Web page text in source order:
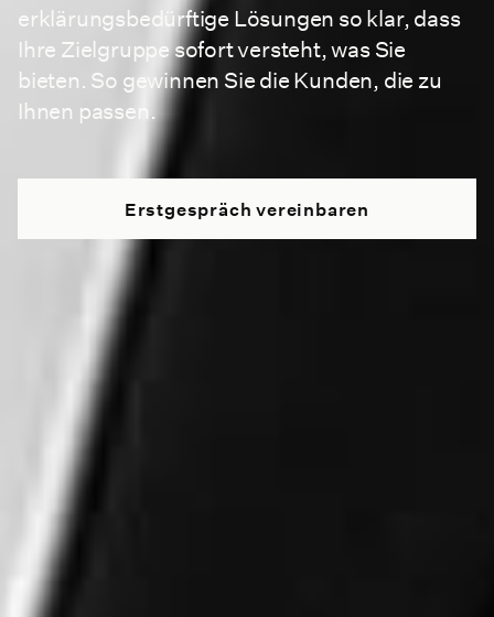
erklärungsbedürftige Lösungen so klar, dass
Ihre Zielgruppesofort versteht, was Sie
bieten. So gewinnen Sie die Kunden, die zu
Ihnen passen.
Erstgespräch vereinbaren